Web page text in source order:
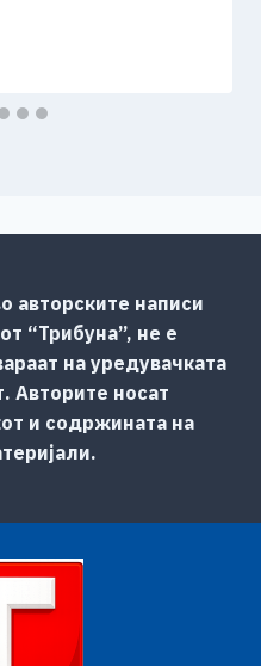
авторските написи
“Трибуна”, не е
на уредувачката
Авторите носат
и содржината на